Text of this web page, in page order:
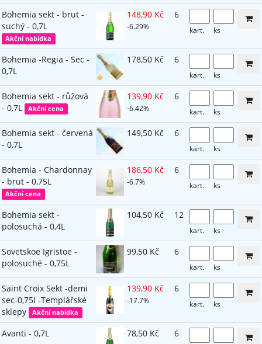
Bohemia sekt - brut -
suchý - 0,7L
Akční nabídka
148,90 Kč
-6.29%
6
kart. ks
Bohemia -Regia - Sec -
0,7L
178,50 Kč 6
kart. ks
Bohemia sekt - růžová
- 0,7L
Akční cena
139,90 Kč
-6.42%
6
kart. ks
Bohemia sekt - červená
- 0,7L
149,50 Kč 6
kart. ks
Bohemia - Chardonnay
- brut - 0,75L
Akční cena
186,50 Kč
-6.7%
6
kart. ks
Bohemia sekt -
polosuchá - 0,4L
104,50 Kč 12
kart. ks
Sovetskoe Igristoe -
polosuché - 0,75L
99,50 Kč 6
kart. ks
Saint Croix Sekt -demi
sec-0,75l -Templářské
sklepy
Akční nabídka
139,90 Kč
-17.7%
6
kart. ks
Avanti - 0,7L 78,50 Kč 6